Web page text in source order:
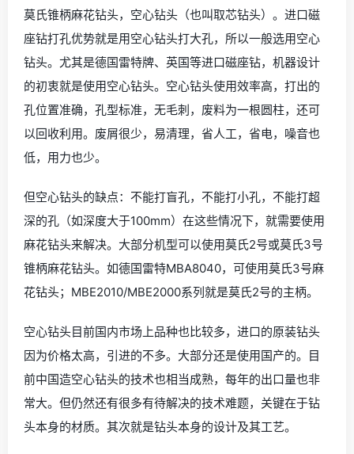
莫氏锥柄麻花钻头，空心钻头（也叫取芯钻头）。进口磁
座钻打孔优势就是用空心钻头打大孔，所以一般选用空心
钻头。尤其是德国雷特牌、英国等进口磁座钻，机器设计
的初衷就是使用空心钻头。空心钻头使用效率高，打出的
孔位置准确，孔型标准，无毛刺，废料为一根圆柱，还可
以回收利用。废屑很少，易清理，省人工，省电，噪音也
低，用力也少。
但空心钻头的缺点：不能打盲孔，不能打小孔，不能打超
深的孔（如深度大于100mm）在这些情况下，就需要使用
麻花钻头来解决。大部分机型可以使用莫氏2号或莫氏3号
锥柄麻花钻头。如德国雷特MBA8040，可使用莫氏3号麻
花钻头；MBE2010/MBE2000系列就是莫氏2号的主柄。
空心钻头目前国内市场上品种也比较多，进口的原装钻头
因为价格太高，引进的不多。大部分还是使用国产的。目
前中国造空心钻头的技术也相当成熟，每年的出口量也非
常大。但仍然还有很多有待解决的技术难题，关键在于钻
头本身的材质。其次就是钻头本身的设计及其工艺。